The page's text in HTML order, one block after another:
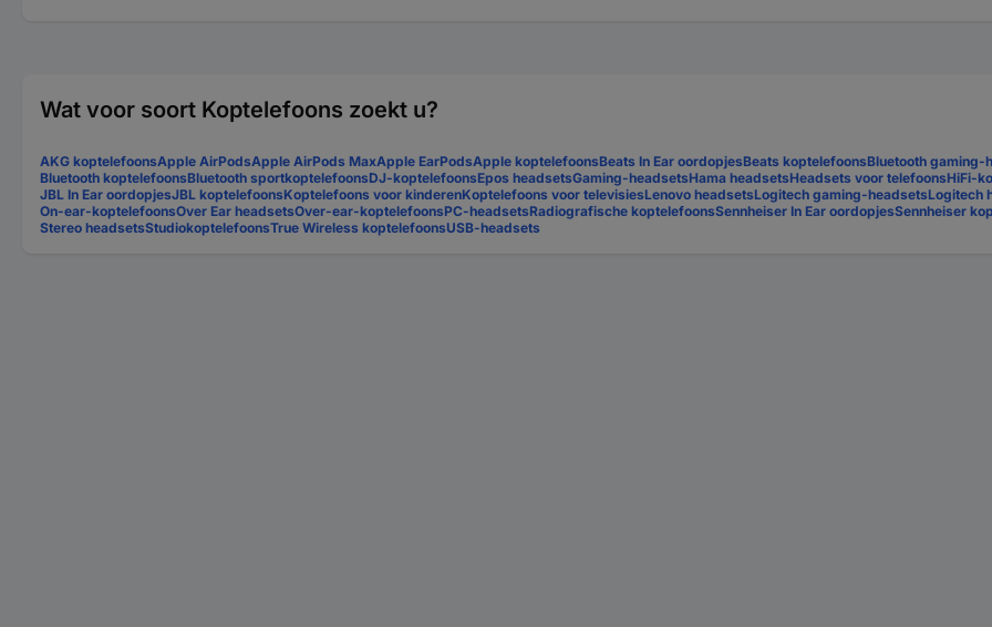
Wat voor soort Koptelefoons zoekt u?
AKG koptelefoonsApple AirPodsApple AirPods MaxApple EarPodsApple koptelefoonsBeats In Ear oordopjesBeats koptelefoonsBluetooth gaming-
Bluetooth koptelefoonsBluetooth sportkoptelefoonsDJ-koptelefoonsEpos headsetsGaming-headsetsHama headsetsHeadsets voor telefoonsHiFi-
JBL In Ear oordopjesJBL koptelefoonsKoptelefoons voor kinderenKoptelefoons voor televisiesLenovo headsetsLogitech gaming-headsetsLogitech
On-ear-koptelefoonsOver Ear headsetsOver-ear-koptelefoonsPC-headsetsRadiografische koptelefoonsSennheiser In Ear oordopjesSennheiser
Stereo headsetsStudiokoptelefoonsTrue Wireless koptelefoonsUSB-headsets